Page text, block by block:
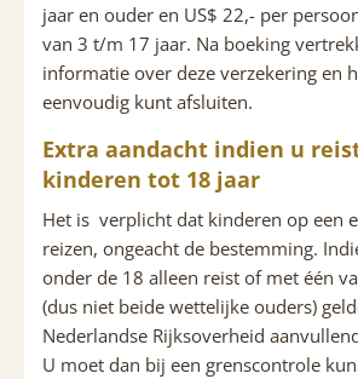
jaar en ouder en US$ 22,- per
van 3 t/m 17 jaar. Na boeking
informatie over deze verzekering en
eenvoudig kunt afsluiten.
Extra aandacht indien u
kinderen tot 18 jaar
Het is verplicht dat kinderen op een
reizen, ongeacht de bestemming.
onder de 18 alleen reist of met één
(dus niet beide wettelijke ouders)
Nederlandse Rijksoverheid
U moet dan bij een grenscontrole